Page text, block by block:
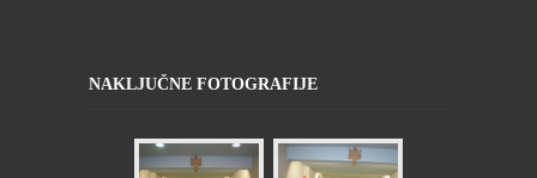
NAKLJUČNE FOTOGRAFIJE